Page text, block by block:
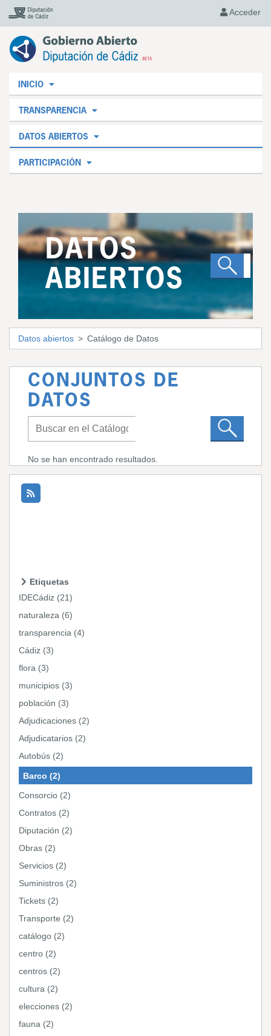
Acceder
INICIO
TRANSPARENCIA
DATOS ABIERTOS
PARTICIPACIÓN
DATOS
ABIERTOS
Datos abiertos Catálogo de Datos
CONJUNTOS DE
DATOS
No se han encontrado resultados.
Etiquetas
IDECádiz (21)
naturaleza (6)
transparencia (4)
Cádiz (3)
flora (3)
municipios (3)
población (3)
Adjudicaciones (2)
Adjudicatarios (2)
Autobús (2)
Barco (2)
Consorcio (2)
Contratos (2)
Diputación (2)
Obras (2)
Servicios (2)
Suministros (2)
Tickets (2)
Transporte (2)
catálogo (2)
centro (2)
centros (2)
cultura (2)
elecciones (2)
fauna (2)